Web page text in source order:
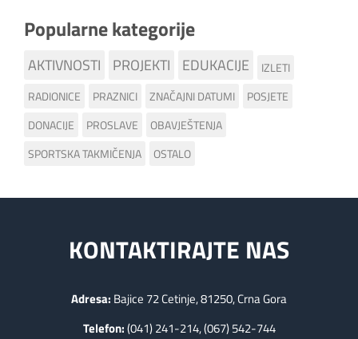
Popularne kategorije
AKTIVNOSTI PROJEKTI EDUKACIJE
IZLETI
RADIONICE
PRAZNICI ZNAČAJNI DATUMI
POSJETE
DONACIJE
PROSLAVE
OBAVJEŠTENJA
SPORTSKA TAKMIČENJA
OSTALO
KONTAKTIRAJTE NAS
Adresa: Bajice 72 Cetinje, 81250, Crna Gora
Telefon:(041) 241-214, (067) 542-744